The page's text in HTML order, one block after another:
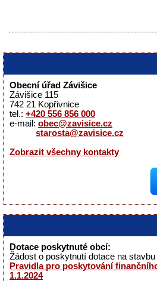
Obecní úřad Závišice
Závišice 115
742 21 Kopřivnice
tel.: +420 556 856 000
e-mail: obec@zavisice.cz
starosta@zavisice.cz
Zobrazit všechny kontakty
Dotace poskytnuté obcí:
Žádost o poskytnutí dotace na
Pravidla pro poskytování
1.1.2024